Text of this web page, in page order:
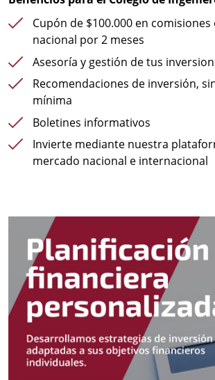
Cupón de $100.000 en
nacional por 2 meses
Asesoría y gestión de tus
Recomendaciones de inversión,
mínima
Boletines informativos
Invierte mediante nuestra
mercado nacional e internacional